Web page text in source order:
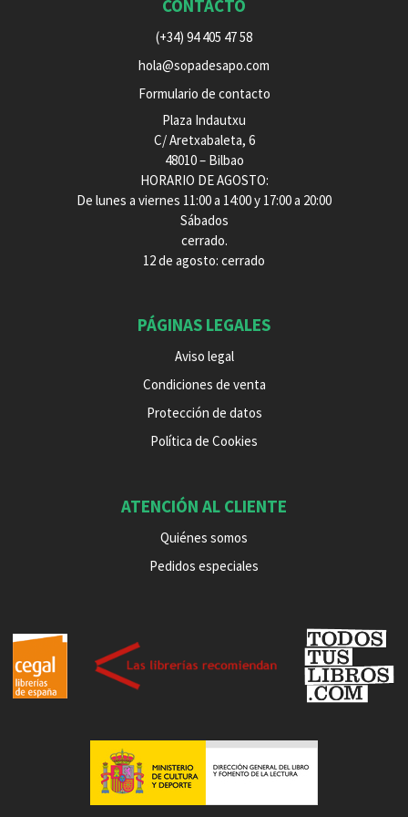
CONTACTO
(+34) 94 405 47 58
hola@sopadesapo.com
Formulario de contacto
Plaza Indautxu
C/ Aretxabaleta, 6
48010 – Bilbao
HORARIO DE AGOSTO:
De lunes a viernes 11:00 a 14:00 y 17:00 a 20:00
Sábados
cerrado.
12 de agosto: cerrado
PÁGINAS LEGALES
Aviso legal
Condiciones de venta
Protección de datos
Política de Cookies
ATENCIÓN AL CLIENTE
Quiénes somos
Pedidos especiales